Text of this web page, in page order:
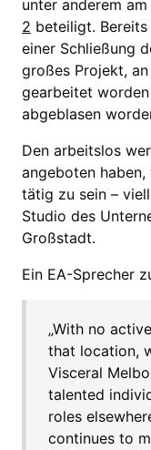
unter anderem
2 beteiligt.
einer Schließung
großes Projekt,
gearbeitet
abgeblasen
Den arbeitslos
angeboten
tätig zu sein –
Studio des
Großstadt.
Ein EA-Sprecher
„With no
that location,
Visceral
talented
roles
continues to